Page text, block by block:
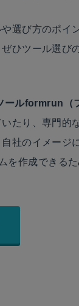
選び方のポイ
ひツール選び
ルformrun（
たり、専門的
社のイメージ
を作成できる